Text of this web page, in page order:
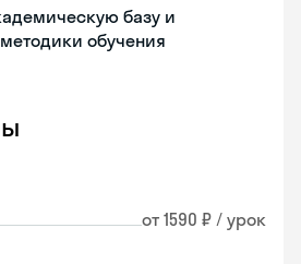
базу и
обучения
от 1590 ₽ / урок